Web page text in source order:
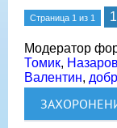
Страница 1 из 1 1
Модератор
Томик, Назаров
Валентин,